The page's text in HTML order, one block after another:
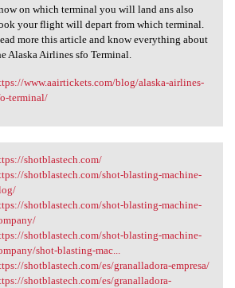
on which terminal you will land ans also
your flight will depart from which terminal.
more this article and know everything about
Alaska Airlines sfo Terminal.
www.aairtickets.com/blog/alaska-airlines-
terminal/
shotblastech.com/
shotblastech.com/
shotblastech.com/shot-blasting-machine-
shotblastech.com/shot-blasting-machine-
shotblastech.com/shot-blasting-machine-
shot-blasting-mac...
shotblastech.com/es/granalladora-empresa/
shotblastech.com/es/granalladora-